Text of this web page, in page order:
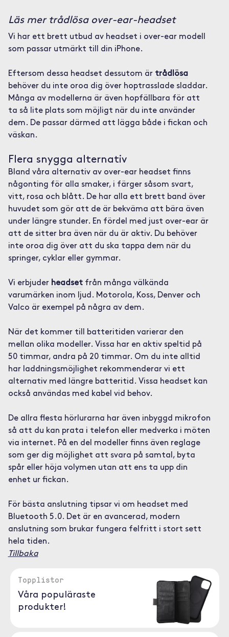
Läs mer trådlösa over-ear-headset
Vi har ett brett utbud av headset i over-ear modell
som passar utmärkt till din iPhone.
Eftersom dessa headset dessutom är trådlösa
behöver du inte oroa dig över hoptrasslade sladdar.
Många av modellerna är även hopfällbara för att
ta så lite plats som möjligt när du inte använder
dem. De passar därmed att lägga både i fickan och
väskan.
Flera snygga alternativ
Bland våra alternativ av over-ear headset finns
någonting för alla smaker, i färger såsom svart,
vitt, rosa och blått. De har alla ett brett band över
huvudet som gör att de är bekväma att bära även
under längre stunder. En fördel med just over-ear är
att de sitter bra även när du är aktiv. Du behöver
inte oroa dig över att du ska tappa dem när du
springer, cyklar eller gymmar.
Vi erbjuder headsetfrån många välkända
varumärken inom ljud. Motorola, Koss, Denver och
Valco är exempel på några av dem.
När det kommer till batteritiden varierar den
mellan olika modeller. Vissa har en aktiv speltid på
50 timmar, andra på 20 timmar. Om du inte alltid
har laddningsmöjlighet rekommenderar vi ett
alternativ med längre batteritid. Vissa headset kan
också användas med kabel vid behov.
De allra flesta hörlurarna har även inbyggd mikrofon
så att du kan prata i telefon eller medverka i möten
via internet. På en del modeller finns även reglage
som ger dig möjlighet att svara på samtal, byta
spår eller höja volymen utan att ens ta upp din
enhet ur fickan.
För bästa anslutning tipsar vi om headset med
Bluetooth 5.0. Det är en avancerad, modern
anslutning som brukar fungera felfritt i stort sett
hela tiden.
Tillbaka
Topplistor
Våra populäraste
produkter!